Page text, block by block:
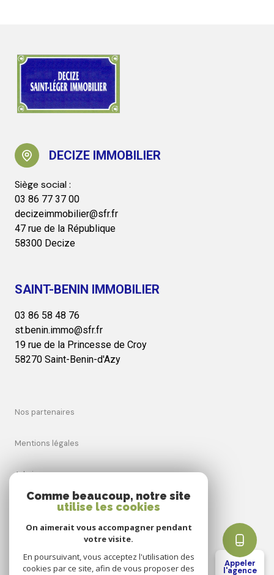
Appeler
l'agence
DECIZE IMMOBILIER
03 86 77 37 00
decizeimmobilier@sfr.fr
47 rue de la République
58300 Decize
SAINT-BENIN IMMOBILIER
03 86 58 48 76
st.benin.immo@sfr.fr
19 rue de la Princesse de Croy
58270 Saint-Benin-d'Azy
nos partenaires
mentions légales
admin
nos honoraires
cookies
Comme beaucoup, notre site
utilise les cookies
On aimerait vous accompagner pendant
votre visite.
En poursuivant, vous acceptez l'utilisation des
cookies par ce site, afin de vous proposer des